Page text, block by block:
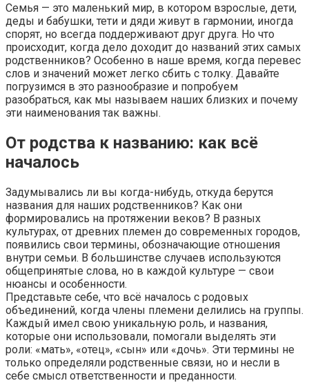
Семья — это маленький мир, в котором взрослые, дети,
деды и бабушки, тети и дяди живут в гармонии, иногда
спорят, но всегда поддерживают друг друга. Но что
происходит, когда дело доходит до названий этих самых
родственников? Особенно в наше время, когда перевес
слов и значений может легко сбить с толку. Давайте
погрузимся в это разнообразие и попробуем
разобраться, как мы называем наших близких и почему
эти наименования так важны.
От родства к названию: как всё
началось
Задумывались ли вы когда-нибудь, откуда берутся
названия для наших родственников? Как они
формировались на протяжении веков? В разных
культурах, от древних племен до современных городов,
появились свои термины, обозначающие отношения
внутри семьи. В большинстве случаев используются
общепринятые слова, но в каждой культуре — свои
нюансы и особенности.
Представьте себе, что всё началось с родовых
объединений, когда члены племени делились на группы.
Каждый имел свою уникальную роль, и названия,
которые они использовали, помогали выделять эти
роли: «мать», «отец», «сын» или «дочь». Эти термины не
только определяли родственные связи, но и несли в
себе смысл ответственности и преданности.